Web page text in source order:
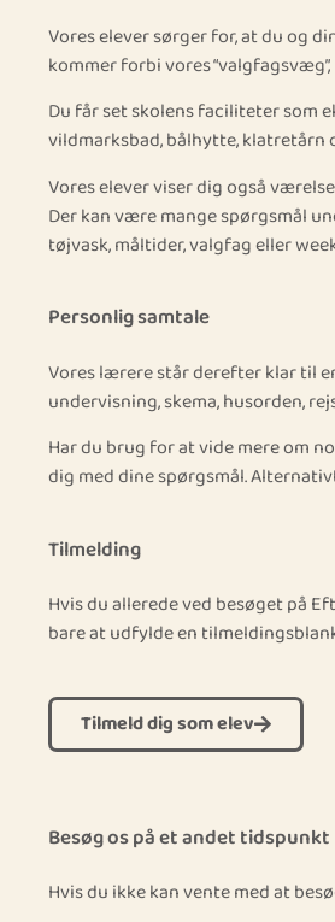
Vores elever sørger for, at du og
kommer forbi vores
Du får set skolens faciliteter som
vildmarksbad, bålhytte, klatretårn
Vores elever viser dig også
Der kan være mange spørgsmål
tøjvask, måltider, valgfag eller
Personlig samtale
Vores lærere står derefter klar til
undervisning, skema, husorden,
Har du brug for at vide mere om
dig med dine spørgsmål.
Tilmelding
Hvis du allerede ved besøget på
bare at udfylde en
Tilmeld dig som elev
Besøg os på et andet tidspunkt
Hvis du ikke kan vente med at